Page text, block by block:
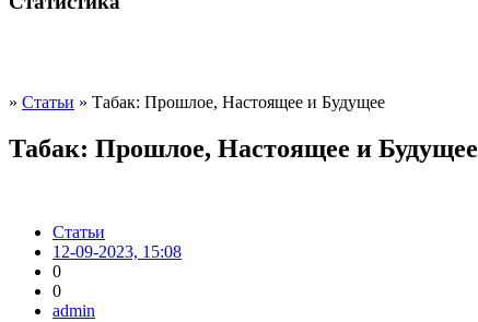
» Статьи » Табак: Прошлое, Настоящее и Будущее
Табак: Прошлое, Настоящее и Будущее
Статьи
12-09-2023, 15:08
0
0
admin